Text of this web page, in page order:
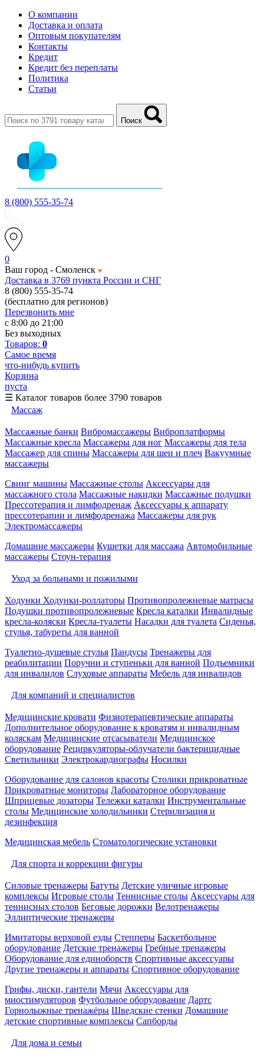
О компании
Доставка и оплата
Оптовым покупателям
Контакты
Кредит
Кредит без переплаты
Политика
Статьи
Поиск
8 (800) 555-35-74
0
Ваш город - Смоленск
Доставка в 3769 пункта России и СНГ
8 (800) 555-35-74
(бесплатно для регионов)
Перезвонить мне
с 8:00 до 21:00
Без выходных
Товаров: 0
Самое время
что-нибудь купить
Корзина
пуста
☰ Каталог товаров более 3790 товаров
Массаж
Массажные банки Вибромассажеры Виброплатформы
Массажные кресла Массажеры для ног Массажеры для тела
Массажер для спины Массажеры для шеи и плеч Вакуумные
массажеры
Свинг машины Массажные столы Аксессуары для
массажного стола Массажные накидки Массажные подушки
Прессотерапия и лимфодренаж Аксессуары к аппарату
прессотерапии и лимфодренажа Массажеры для рук
Электромассажеры
Домашние массажеры Кушетки для массажа Автомобильные
массажеры Стоун-терапия
Уход за больными и пожилыми
Ходунки Ходунки-роллаторы Противопролежневые матрасы
Подушки противопролежневые Кресла каталки Инвалидные
кресла-коляски Кресла-туалеты Насадки для туалета Сиденья,
стулья, табуреты для ванной
Туалетно-душевые стулья Пандусы Тренажеры для
реабилитации Поручни и ступеньки для ванной Подъемники
для инвалидов Слуховые аппараты Мебель для инвалидов
Для компаний и специалистов
Медицинские кровати Физиотерапевтические аппараты
Дополнительное оборудование к кроватям и инвалидным
коляскам Медицинские отсасыватели Медицинское
оборудование Рециркуляторы-облучатели бактерицидные
Светильники Электрокардиографы Носилки
Оборудование для салонов красоты Столики прикроватные
Прикроватные мониторы Лабораторное оборудование
Шприцевые дозаторы Тележки каталки Инструментальные
столы Медицинские холодильники Стерилизация и
дезинфекция
Медицинская мебель Стоматологические установки
Для спорта и коррекции фигуры
Силовые тренажеры Батуты Детские уличные игровые
комплексы Игровые столы Теннисные столы Аксессуары для
теннисных столов Беговые дорожки Велотренажеры
Эллиптические тренажеры
Имитаторы верховой езды Степперы Баскетбольное
оборудование Детские тренажеры Гребные тренажеры
Оборудование для единоборств Спортивные аксессуары
Другие тренажеры и аппараты Спортивное оборудование
Грифы, диски, гантели Мячи Аксессуары для
миостимуляторов Футбольное оборудование Дартс
Горнолыжные тренажёры Шведские стенки Домашние
детские спортивные комплексы Сапборды
Для дома и семьи